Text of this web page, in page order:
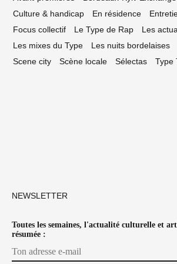
Culture & handicap
En résidence
Focus collectif
Le Type de Rap
Les
Les mixes du Type
Les nuits bordelaises
Scene city
Scène locale Sélectas Type
NEWSLETTER
Toutes les semaines, l'actualité culturelle et
résumée :